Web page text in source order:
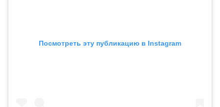
Посмотреть эту публикацию в Instagram